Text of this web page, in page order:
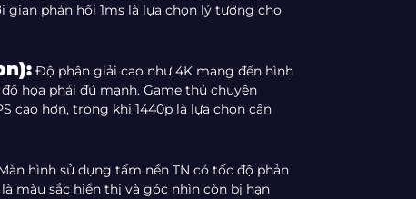
gian phản hồi 1ms là lựa chọn lý tưởng cho
Độ phân giải cao như 4K mang đến hình
họa phải đủ mạnh. Game thủ chuyên
cao hơn, trong khi 1440p là lựa chọn cân
hình sử dụng tấm nền TN có tốc độ phản
màu sắc hiển thị và góc nhìn còn bị hạn